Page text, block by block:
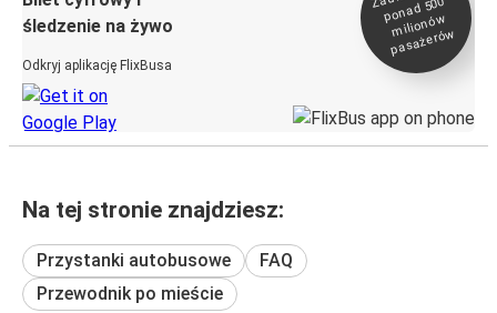
śledzenie na żywo
Odkryj aplikację FlixBusa
ponad 500
w
w
Na tej stronie znajdziesz:
Przystanki autobusowe
FAQ
Przewodnik po mieście